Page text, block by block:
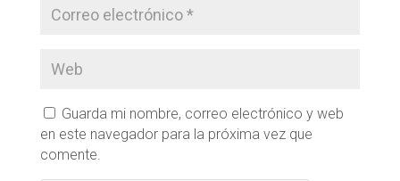
Guarda mi nombre, correo electrónico y web
en este navegador para la próxima vez que
comente.